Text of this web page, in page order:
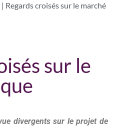
| Regards croisés sur le marché
sur le
divergents sur le projet de